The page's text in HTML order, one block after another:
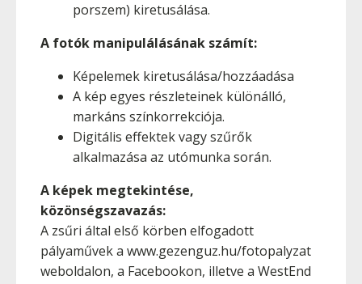
porszem) kiretusálása.
A fotók manipulálásának számít:
Képelemek kiretusálása/hozzáadása
A kép egyes részleteinek különálló,
markáns színkorrekciója.
Digitális effektek vagy szűrők
alkalmazása az utómunka során.
A képek megtekintése,
közönségszavazás:
A zsűri által első körben elfogadott
pályaművek a www.gezenguz.hu/fotopalyzat
weboldalon, a Facebookon, illetve a WestEnd